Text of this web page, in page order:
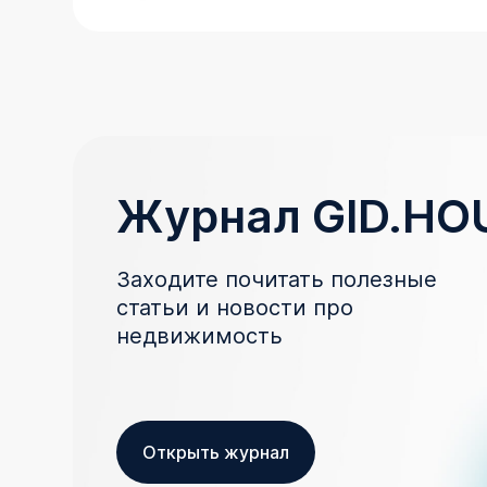
Журнал
Заходите почитать полезные
статьи и новости про
недвижимость
Открыть журнал